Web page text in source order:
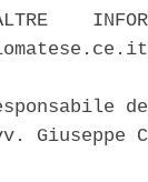
Giuseppe